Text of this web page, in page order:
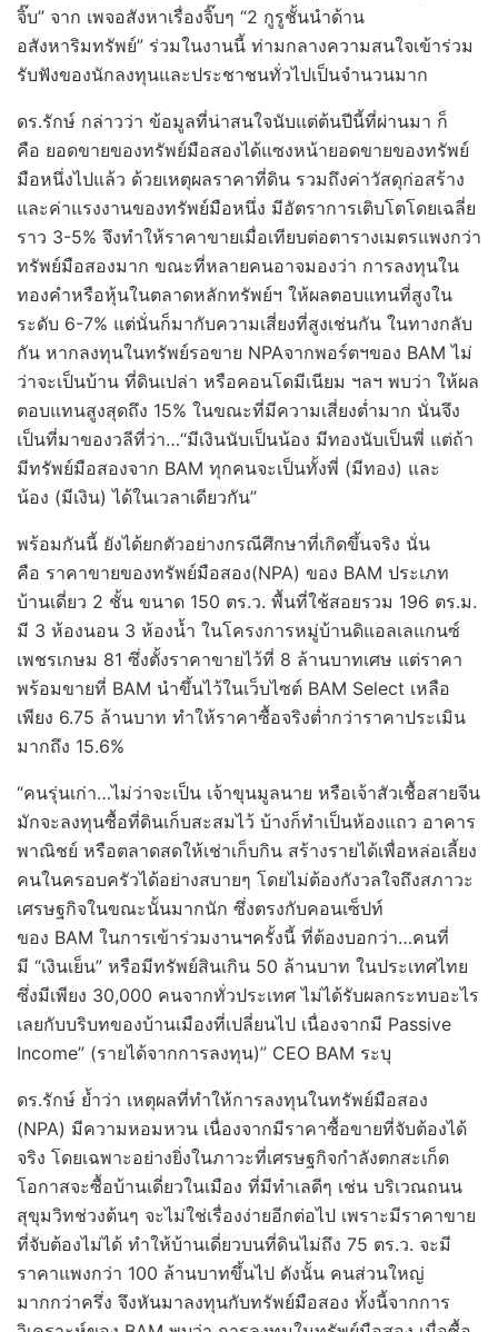
จิ๊บ” จาก เพจอสังหาเรื่องจิ๊บๆ “2 กูรูชั้นนำด้าน
อสังหาริมทรัพย์” ร่วมในงานนี้ ท่ามกลางความสนใจเข้าร่วม
รับฟังของนักลงทุนและประชาชนทั่วไปเป็นจำนวนมาก
ดร.รักษ์ กล่าวว่า ข้อมูลที่น่าสนใจนับแต่ต้นปีนี้ที่ผ่านมา ก็
คือ ยอดขายของทรัพย์มือสองได้แซงหน้ายอดขายของทรัพย์
มือหนึ่งไปแล้ว ด้วยเหตุผลราคาที่ดิน รวมถึงค่าวัสดุก่อสร้าง
และค่าแรงงานของทรัพย์มือหนึ่ง มีอัตราการเติบโตโดยเฉลี่ย
ราว 3-5% จึงทำให้ราคาขายเมื่อเทียบต่อตารางเมตรแพงกว่า
ทรัพย์มือสองมาก ขณะที่หลายคนอาจมองว่า การลงทุนใน
ทองคำหรือหุ้นในตลาดหลักทรัพย์ฯ ให้ผลตอบแทนที่สูงใน
ระดับ 6-7% แต่นั่นก็มากับความเสี่ยงที่สูงเช่นกัน ในทางกลับ
กัน หากลงทุนในทรัพย์รอขาย NPAจากพอร์ตฯของ BAM ไม่
ว่าจะเป็นบ้าน ที่ดินเปล่า หรือคอนโดมีเนียม ฯลฯ พบว่า ให้ผล
ตอบแทนสูงสุดถึง 15% ในขณะที่มีความเสี่ยงต่ำมาก นั่นจึง
เป็นที่มาของวลีที่ว่า…“มีเงินนับเป็นน้อง มีทองนับเป็นพี่ แต่ถ้า
มีทรัพย์มือสองจาก BAM ทุกคนจะเป็นทั้งพี่ (มีทอง) และ
น้อง (มีเงิน) ได้ในเวลาเดียวกัน”
​พร้อมกันนี้ ยังได้ยกตัวอย่างกรณีศึกษาที่เกิดขึ้นจริง นั่น
คือ ราคาขายของทรัพย์มือสอง(NPA) ของ BAM ประเภท
บ้านเดี่ยว 2 ชั้น ขนาด 150 ตร.ว. พื้นที่ใช้สอยรวม 196 ตร.ม.
มี 3 ห้องนอน 3 ห้องน้ำ ในโครงการหมู่บ้านดิแอลเลแกนซ์
เพชรเกษม 81 ซึ่งตั้งราคาขายไว้ที่ 8 ล้านบาทเศษ แต่ราคา
พร้อมขายที่ BAM นำขึ้นไว้ในเว็บไซต์ BAM Select เหลือ
เพียง 6.75 ล้านบาท ทำให้ราคาซื้อจริงต่ำกว่าราคาประเมิน
มากถึง 15.6%
​“คนรุ่นเก่า…ไม่ว่าจะเป็น เจ้าขุนมูลนาย หรือเจ้าสัวเชื้อสายจีน
มักจะลงทุนซื้อที่ดินเก็บสะสมไว้ บ้างก็ทำเป็นห้องแถว อาคาร
พาณิชย์ หรือตลาดสดให้เช่าเก็บกิน สร้างรายได้เพื่อหล่อเลี้ยง
คนในครอบครัวได้อย่างสบายๆ โดยไม่ต้องกังวลใจถึงสภาวะ
เศรษฐกิจในขณะนั้นมากนัก ซึ่งตรงกับคอนเซ็ปท์
ของ BAM ในการเข้าร่วมงานฯครั้งนี้ ที่ต้องบอกว่า…คนที่
มี “เงินเย็น” หรือมีทรัพย์สินเกิน 50 ล้านบาท ในประเทศไทย
ซึ่งมีเพียง 30,000 คนจากทั่วประเทศ ไม่ได้รับผลกระทบอะไร
เลยกับบริบทของบ้านเมืองที่เปลี่ยนไป เนื่องจากมี Passive
Income” (รายได้จากการลงทุน)” CEO BAM ระบุ
​ดร.รักษ์ ย้ำว่า เหตุผลที่ทำให้การลงทุนในทรัพย์มือสอง
(NPA) มีความหอมหวน เนื่องจากมีราคาซื้อขายที่จับต้องได้
จริง โดยเฉพาะอย่างยิ่งในภาวะที่เศรษฐกิจกำลังตกสะเก็ด
โอกาสจะซื้อบ้านเดี่ยวในเมือง ที่มีทำเลดีๆ เช่น บริเวณถนน
สุขุมวิทช่วงต้นๆ จะไม่ใช่เรื่องง่ายอีกต่อไป เพราะมีราคาขาย
ที่จับต้องไม่ได้ ทำให้บ้านเดี่ยวบนที่ดินไม่ถึง 75 ตร.ว. จะมี
ราคาแพงกว่า 100 ล้านบาทขึ้นไป ดังนั้น คนส่วนใหญ่
มากกว่าครึ่ง จึงหันมาลงทุนกับทรัพย์มือสอง ทั้งนี้จากการ